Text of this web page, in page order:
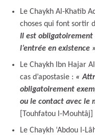
Le Chaykh Al-Khatîb
choses qui font sortir
Il est obligatoirement
l’entrée en existence »
Le Chaykh Ibn Hajar
cas d’apostasie : «
obligatoirement
ou le contact avec le
[Touhfatou l-Mouhtâj]
Le Chaykh ‘Abdou l-